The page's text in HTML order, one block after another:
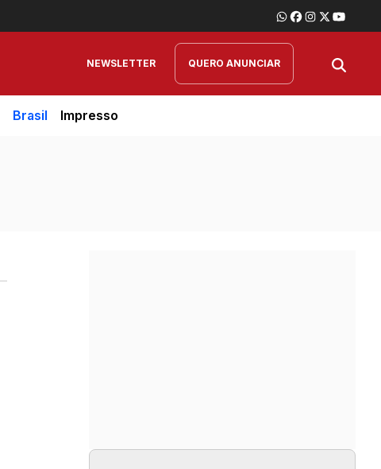
NEWSLETTER QUERO ANUNCIAR
Brasil Impresso